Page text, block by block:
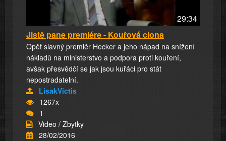
29:34
Jistě pane premiére - Kouřová clona
Opět slavný premiér Hecker a jeho nápad na snížení
nákladů na ministerstvo a podpora proti kouření,
avšak přesvědčí se jak jsou kuřáci pro stát
nepostradatelní.
LisakVictis
1267x
1
Video / Zbytky
28/02/2016